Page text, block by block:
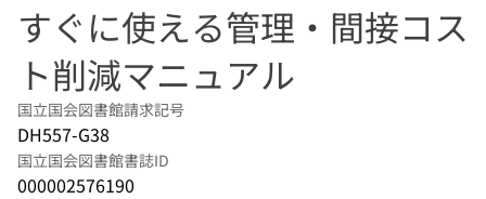
すぐに使える管理・間接コス
ト削減マニュアル
国立国会図書館請求記号
DH557-G38
国立国会図書館書誌ID
000002576190